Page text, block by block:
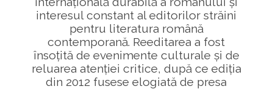
interesul constant al editorilor străini
pentru literatura română
contemporană. Reeditarea a fost
însoțită de evenimente culturale și de
reluarea atenției critice, după ce ediția
din 2012 fusese elogiată de presa